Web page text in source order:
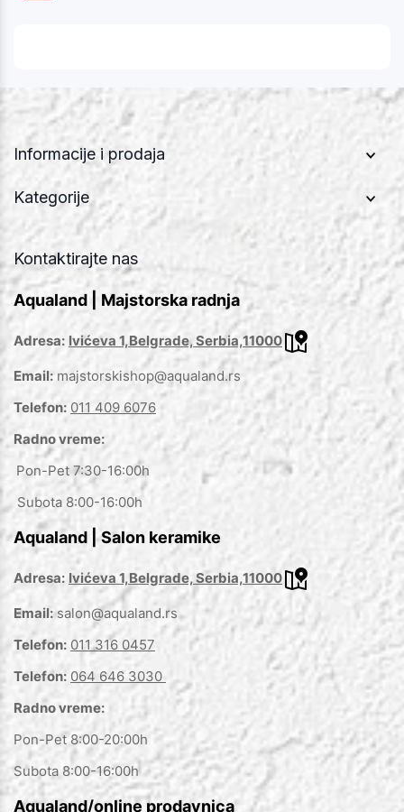
Informacije i prodaja
Kategorije
Kontaktirajte nas
Aqualand | Majstorska radnja
Adresa: Ivićeva 1,Belgrade, Serbia,11000
Email: majstorskishop@aqualand.rs
Telefon: 011 409 6076
Radno vreme:
Pon-Pet 7:30-16:00h
Subota 8:00-16:00h
Aqualand | Salon keramike
Adresa: Ivićeva 1,Belgrade, Serbia,11000
Email: salon@aqualand.rs
Telefon: 011 316 0457
Telefon: 064 646 3030
Radno vreme:
Pon-Pet 8:00-20:00h
Subota 8:00-16:00h
Aqualand/online prodavnica